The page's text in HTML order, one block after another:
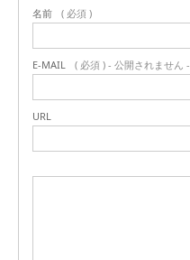
名前 ( 必須 )
E-MAIL ( 必須 ) - 公開されません -
URL